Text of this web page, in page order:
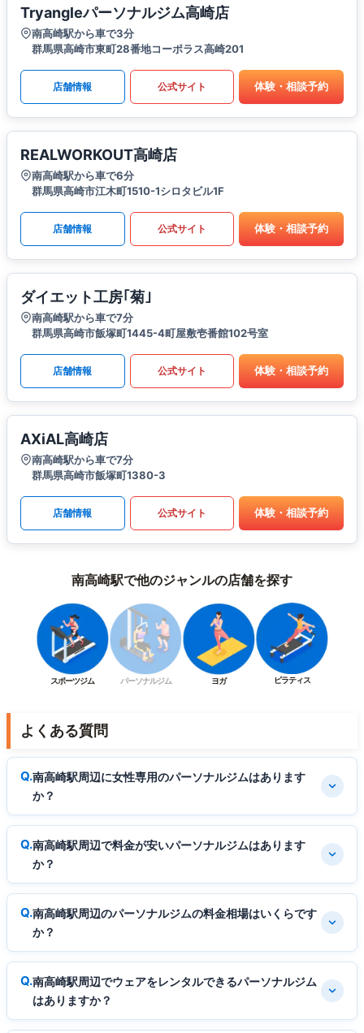
Tryangleパーソナルジム高崎店
南高崎駅から車で3分
群馬県高崎市東町28番地コーポラス高崎201
店舗情報 公式サイト 体験・相談予約
REALWORKOUT高崎店
南高崎駅から車で6分
群馬県高崎市江木町1510-1シロタビル1F
店舗情報 公式サイト 体験・相談予約
ダイエット工房｢菊｣
南高崎駅から車で7分
群馬県高崎市飯塚町1445-4町屋敷壱番館102号室
店舗情報 公式サイト 体験・相談予約
AXiAL高崎店
南高崎駅から車で7分
群馬県高崎市飯塚町1380-3
店舗情報 公式サイト 体験・相談予約
南高崎駅で他のジャンルの店舗を探す
スポーツジム パーソナルジム ヨガ ピラティス
よくある質問
南高崎駅周辺に女性専用のパーソナルジムはあります
か？
南高崎駅周辺で料金が安いパーソナルジムはあります
か？
南高崎駅周辺のパーソナルジムの料金相場はいくらです
か？
南高崎駅周辺でウェアをレンタルできるパーソナルジム
はありますか？